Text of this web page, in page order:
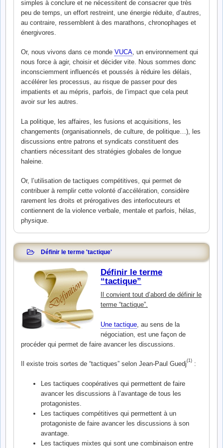
simples à conclure et ne nécessitent de consacrer que très
peu de temps, un effort restreint, une énergie réduite, d’autres,
au contraire, ressemblent à des marathons, chronophages et
énergivores.
Or, nous vivons dans ce monde VUCA, un environnement qui
nous force à agir, choisir et décider vite. Nous sommes donc
inconsciemment influencés et poussés à réduire les délais,
accélérer les processus, au risque de passer pour des
impatients et au mépris, parfois, de l’impact que cela peut
avoir sur les autres.
La politique, les affaires, les fusions et acquisitions, les
changements (organisationnels, de culture, de politique…), les
discussions entre patrons et syndicats constituent des
chantiers nécessitant des stratégies globales de longue
haleine.
Or, l’utilisation de tactiques compétitives, qui permet de
contribuer à remplir cette volonté d’accélération, considère
rarement les droits et prérogatives des interlocuteurs et
contiennent de la violence verbale, mentale et parfois, hélas,
physique.
Définir le terme 'tactique'
Définir le terme
“tactique”
Il convient tout d’abord de définir le
terme “tactique”.
Une tactique , au sens de la
négociation, est une façon de
procéder qui permet de faire avancer les discussions.
Il existe trois sortes de “tactiques” selon Jean-Paul Guedj(1) :
Les tactiques coopératives qui permettent de faire
avancer les discussions à l’avantage de tous les
protagonistes.
Les tactiques compétitives qui permettent à un
protagoniste de faire avancer les discussions à son
avantage.
Les tactiques mixtes qui sont une combinaison entre